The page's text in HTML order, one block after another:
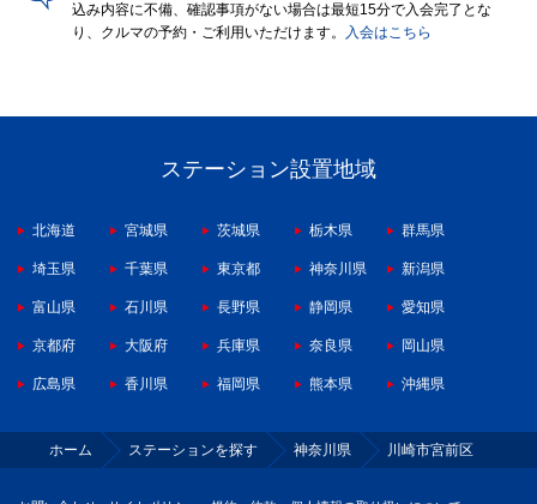
込み内容に不備、確認事項がない場合は最短15分で入会完了とな
り、クルマの予約・ご利用いただけます。
入会はこちら
ステーション設置地域
北海道 宮城県 茨城県 栃木県 群馬県
埼玉県 千葉県 東京都 神奈川県 新潟県
富山県 石川県 長野県 静岡県 愛知県
京都府 大阪府 兵庫県 奈良県 岡山県
広島県 香川県 福岡県 熊本県 沖縄県
ホーム ステーションを探す 神奈川県 川崎市宮前区